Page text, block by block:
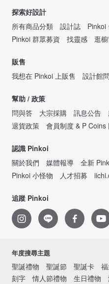
探索好設計
所有商品分類
設計誌 Pinkoi
Pinkoi 群眾募資
找靈感 逛
販售
我想在 Pinkoi 上販售
設計館
幫助 / 政策
問與答
大宗採購 訊息公告
退貨政策
會員制度 & P Coins
認識 Pinkoi
關於我們
媒體報導 全新
Pinkoi 小怪物
人才招募
追蹤 Pinkoi
年度搜尋主題
聖誕禮物 聖誕節 聖誕卡
刻字
情人節禮物 生日禮物